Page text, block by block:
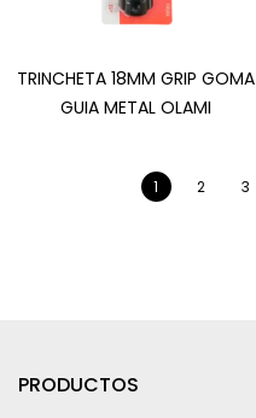
TRINCHETA 18MM GRIP GOMA
GUIA METAL OLAMI
1 2 3
PRODUCTOS